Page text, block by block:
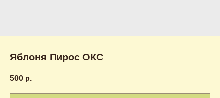
Яблоня Пирос ОКС
500 р.